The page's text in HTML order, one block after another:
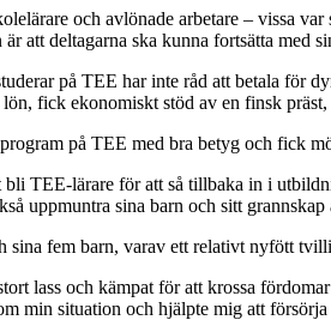
och avlönade arbetare – vissa
att deltagarna ska kunna fortsätta med
på TEE har inte råd att betala för
fick ekonomiskt stöd av en finsk präst,
på TEE med bra betyg och fick
uppmuntra sina barn och sitt grannskap
sina fem barn, varav ett relativt nyfött
lass och kämpat för att krossa
min situation och hjälpte mig att